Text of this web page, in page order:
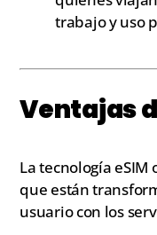
trabajo y uso
Ventajas
La tecnología
que están
usuario con los